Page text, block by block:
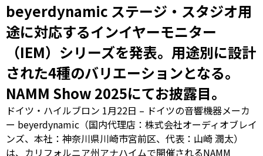
beyerdynamic ステージ・スタジオ用
途に対応するインイヤーモニター
（IEM）シリーズを発表。用途別に設計
された4種のバリエーションとなる。
NAMM Show 2025にてお披露目。
ドイツ・ハイルブロン 1月22日 – ドイツの音響機器メーカ
ー beyerdynamic（国内代理店：株式会社オーディオブレイ
ンズ、本社：神奈川県川崎市宮前区、代表：山崎 潤太）
は、カリフォルニア州アナハイムで開催されるNAMM